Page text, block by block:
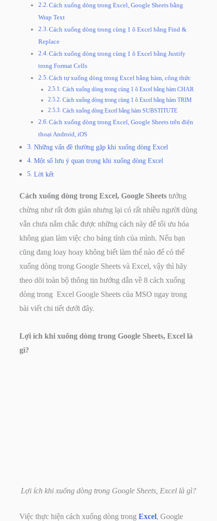
Cách xuống dòng trong Excel, Google Sheets bằng
Wrap Text
Cách xuống dòng trong cùng 1 ô Excel bằng Find &
Replace
Cách xuống dòng trong cùng 1 ô Excel bằng Justify
trong Format Cells
Cách tự xuống dòng trong Excel bằng hàm, công thức
Cách xuống dòng trong cùng 1 ô Excel bằng hàm CHAR
Cách xuống dòng trong cùng 1 ô Excel bằng hàm TRIM
Cách xuống dòng Excel bằng hàm SUBSTITUTE
Cách xuống dòng trong Excel, Google Sheets trên điện
thoại Android, iOS
Những vấn đề thường gặp khi xuống dòng Excel
Một số lưu ý quan trọng khi xuống dòng Excel
Lời kết
Cách xuống dòng trong Excel, Google Sheets tưởng
chừng như rất đơn giản nhưng lại có rất nhiều người dùng
vẫn chưa nắm chắc được những cách này để tối ưu hóa
không gian làm việc cho bảng tính của mình. Nếu bạn
cũng đang loay hoay không biết làm thế nào để có thể
xuống dòng trong Google Sheets và Excel, vậy thì hãy
theo dõi toàn bộ thông tin hướng dẫn về 8 cách xuống
dòng trong Excel Google Sheets của MSO ngay trong
bài viết chi tiết dưới đây.
Lợi ích khi xuống dòng trong Google Sheets, Excel là
gì?
Lợi ích khi xuống dòng trong Google Sheets, Excel là gì?
Việc thực hiện cách xuống dòng trong Excel, Google